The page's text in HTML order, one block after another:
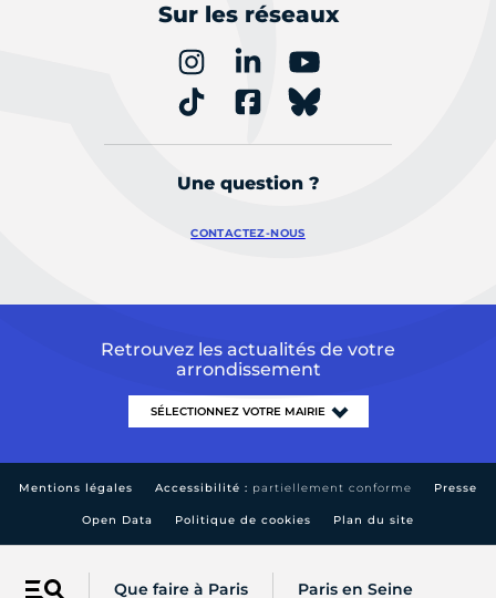
Que faire à Paris Paris en Seine
Sur les réseaux
Une question ?
CONTACTEZ-NOUS
Retrouvez les actualités de votre
arrondissement
Mentions légales Accessibilité : partiellement conforme Presse
Open Data Politique de cookies Plan du site